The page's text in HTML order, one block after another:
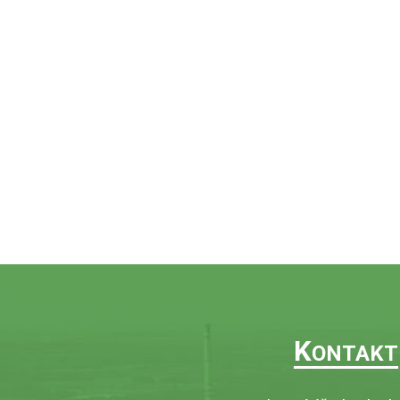
KONTAKT